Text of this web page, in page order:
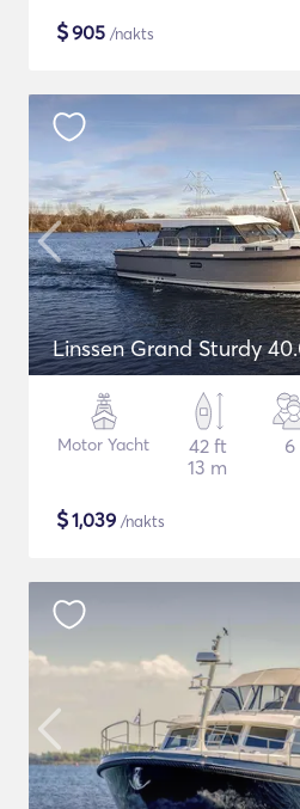
$905 /nakts
Linssen Grand Sturdy
Motor Yacht
42 ft
13 m
6
$1,039 /nakts